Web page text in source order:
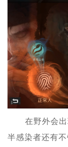
在野外会
半感染者还有